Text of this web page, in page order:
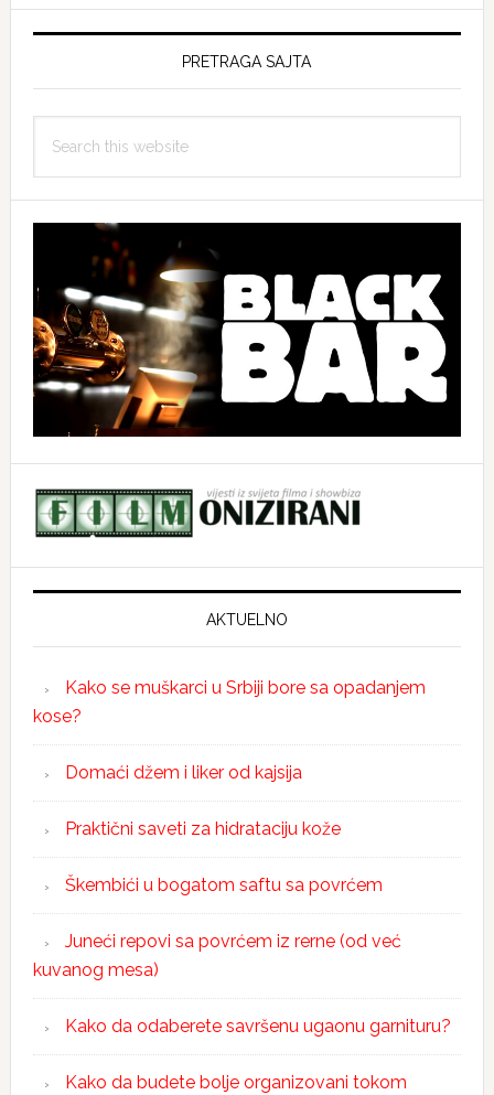
PRETRAGA SAJTA
this
AKTUELNO
Kako se muškarci u Srbiji bore sa opadanjem
kose?
Domaći džem i liker od kajsija
Praktični saveti za hidrataciju kože
Škembići u bogatom saftu sa povrćem
Juneći repovi sa povrćem iz rerne (od već
kuvanog mesa)
Kako da odaberete savršenu ugaonu garnituru?
Kako da budete bolje organizovani tokom